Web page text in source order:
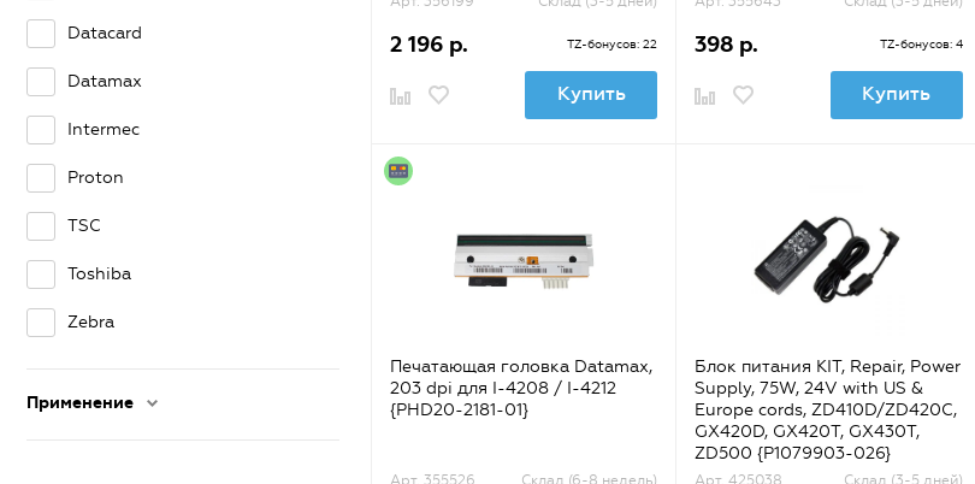
Datacard
Datamax
Intermec
Proton
TSC
Toshiba
Zebra
Применение
2 196 р. TZ-бонусов: 22
Купить
398 р. TZ-бонусов: 4
Купить
Печатающая головка Datamax,
203 dpi для I-4208 / I-4212
{PHD20-2181-01}
Арт. 355526 Склад (6-8 недель)
Блок питания KIT, Repair, Power
Supply, 75W, 24V with US &
Europe cords, ZD410D/ZD420C,
GX420D, GX420T, GX430T,
ZD500 {P1079903-026}
Арт. 425038 Склад (3-5 дней)